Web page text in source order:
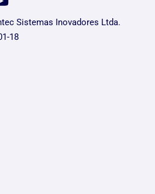
Sistemas Inovadores Ltda.
18